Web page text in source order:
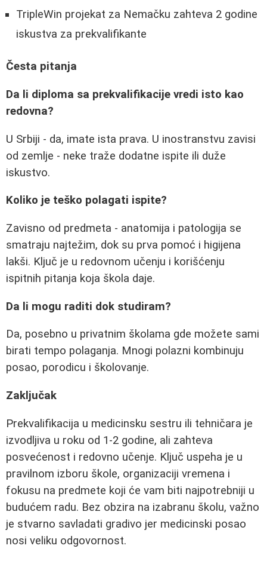
TripleWin projekat za Nemačku zahteva 2 godine
iskustva za prekvalifikante
Česta pitanja
Da li diploma sa prekvalifikacije vredi isto kao
redovna?
U Srbiji - da, imate ista prava. U inostranstvu zavisi
od zemlje - neke traže dodatne ispite ili duže
iskustvo.
Koliko je teško polagati ispite?
Zavisno od predmeta - anatomija i patologija se
smatraju najtežim, dok su prva pomoć i higijena
lakši. Ključ je u redovnom učenju i korišćenju
ispitnih pitanja koja škola daje.
Da li mogu raditi dok studiram?
Da, posebno u privatnim školama gde možete sami
birati tempo polaganja. Mnogi polazni kombinuju
posao, porodicu i školovanje.
Zaključak
Prekvalifikacija u medicinsku sestru ili tehničara je
izvodljiva u roku od 1-2 godine, ali zahteva
posvećenost i redovno učenje. Ključ uspeha je u
pravilnom izboru škole, organizaciji vremena i
fokusu na predmete koji će vam biti najpotrebniji u
budućem radu. Bez obzira na izabranu školu, važno
je stvarno savladati gradivo jer medicinski posao
nosi veliku odgovornost.